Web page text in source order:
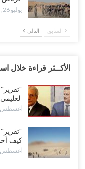
يوليو 26, 2026
السابق التالي
الأكــثر قراءة خلال
أغسطس 5, 2026
كيف
أغسطس 7, 2026